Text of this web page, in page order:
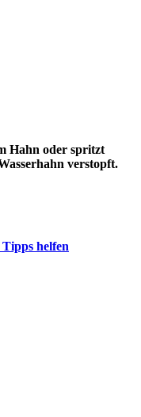
Hahn oder spritzt
verstopft.
helfen